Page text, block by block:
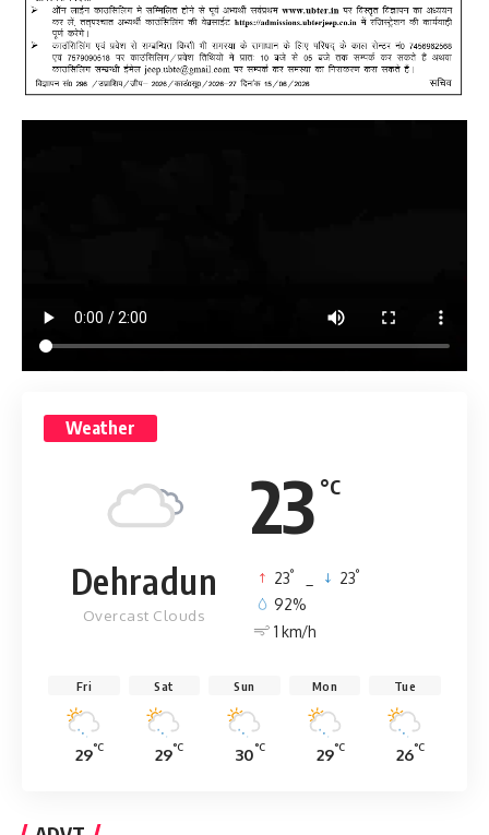
Weather
23 °C
Dehradun
Overcast Clouds
23° 23°
92%
1 km/h
Fri
29°C
Sat
29°C
Sun
30°C
Mon
29°C
Tue
26°C